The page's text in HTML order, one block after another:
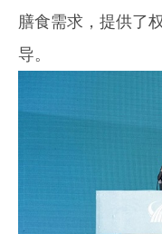
膳食需求，提供了
导。